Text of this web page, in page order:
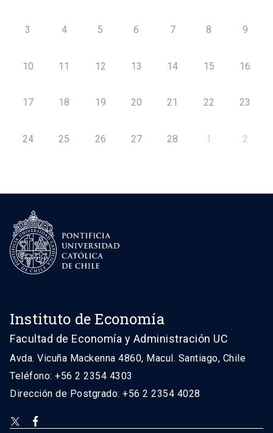
3 4 5 6 7 8 9
10 11 12 13 14 15 16
17 18 19 20 21 22 23
24 25 26 27 28 1 2
Instituto de Economía
Facultad de Economía y Administración UC
Avda. Vicuña Mackenna 4860, Macul. Santiago, Chile
Teléfono: +56 2 2354 4303
Dirección de Postgrado: +56 2 2354 4028